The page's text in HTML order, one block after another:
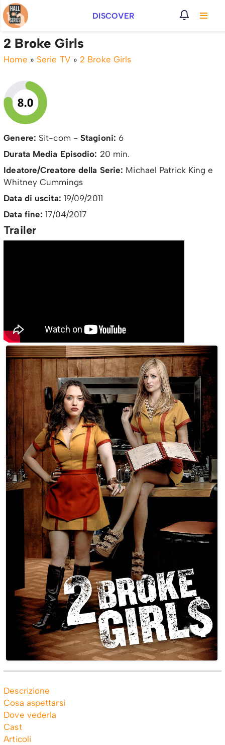
Vai
al
contenuto
DISCOVER
2 Broke Girls
Home » Serie TV » 2 Broke Girls
Genere: Sit-com -Stagioni: 6
Durata Media Episodio: 20 min.
Ideatore/Creatore della Serie: Michael Patrick King e
Whitney Cummings
Data di uscita: 19/09/2011
Data fine: 17/04/2017
Trailer
Descrizione
Cosa aspettarsi
Dove vederla
Cast
Articoli